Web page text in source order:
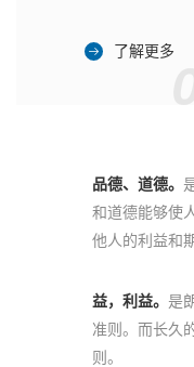
了解更多
品德、道德。
和道德能够使
他人的利益和
益，利益。 是
准则。而长久
则。